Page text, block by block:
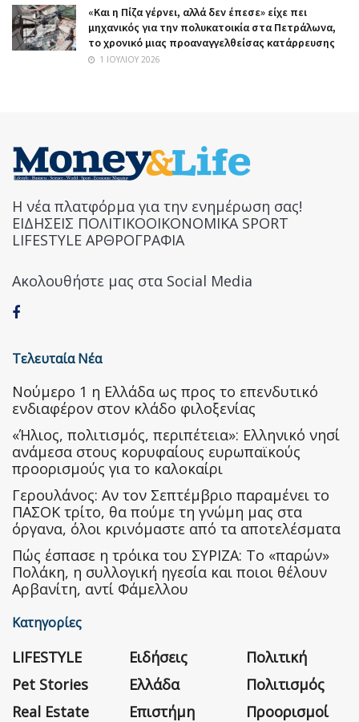
«Και η Πίζα γέρνει, αλλά δεν έπεσε» είχε πει
μηχανικός για την πολυκατοικία στα Πετράλωνα,
το χρονικό μιας προαναγγελθείσας κατάρρευσης
1 ΙΟΥΛΊΟΥ 2026
Η νέα πλατφόρμα για την ενημέρωση σας!
ΕΙΔΗΣΕΙΣ ΠΟΛΙΤΙΚΟΟΙΚΟΝΟΜΙΚΑ SPORT
LIFESTYLE ΑΡΘΡΟΓΡΑΦΙΑ
Ακολουθήστε μας στα Social Media
Τελευταία Νέα
Nούμερο 1 η Ελλάδα ως προς το επενδυτικό
ενδιαφέρον στον κλάδο φιλοξενίας
«Ήλιος, πολιτισμός, περιπέτεια»: Ελληνικό νησί
ανάμεσα στους κορυφαίους ευρωπαϊκούς
προορισμούς για το καλοκαίρι
Γερουλάνος: Αν τον Σεπτέμβριο παραμένει το
ΠΑΣΟΚ τρίτο, θα πούμε τη γνώμη μας στα
όργανα, όλοι κρινόμαστε από τα αποτελέσματα
Πώς έσπασε η τρόικα του ΣΥΡΙΖΑ: Το «παρών»
Πολάκη, η συλλογική ηγεσία και ποιοι θέλουν
Αρβανίτη, αντί Φάμελλου
Κατηγορίες
LIFESTYLE
Pet Stories
Real Estate
Ειδήσεις
Ελλάδα
Επιστήμη
Πολιτική
Πολιτισμός
Προορισμοί